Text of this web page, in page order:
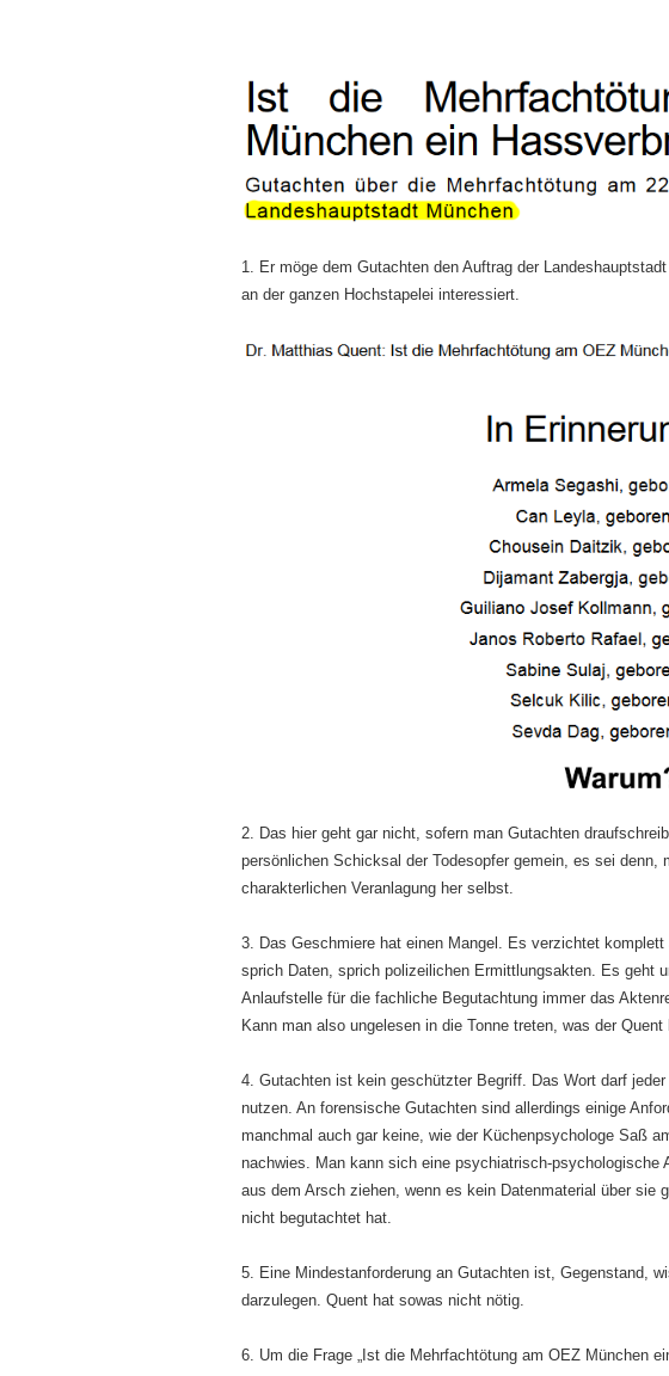
1. Er möge dem Gutachten den Auftrag der
an der ganzen Hochstapelei interessiert.
2. Das hier geht gar nicht, sofern man Gutachten
persönlichen Schicksal der Todesopfer gemein, es sei
charakterlichen Veranlagung her selbst.
3. Das Geschmiere hat einen Mangel. Es verzichtet
sprich Daten, sprich polizeilichen Ermittlungsakten. Es geht
Anlaufstelle für die fachliche Begutachtung immer das
Kann man also ungelesen in die Tonne treten, was der Quent
4. Gutachten ist kein geschützter Begriff. Das Wort darf
nutzen. An forensische Gutachten sind allerdings einige
manchmal auch gar keine, wie der Küchenpsychologe Saß
nachwies. Man kann sich eine psychiatrisch-psychologische
aus dem Arsch ziehen, wenn es kein Datenmaterial über sie
nicht begutachtet hat.
5. Eine Mindestanforderung an Gutachten ist, Gegenstand,
darzulegen. Quent hat sowas nicht nötig.
6. Um die Frage „Ist die Mehrfachtötung am OEZ München